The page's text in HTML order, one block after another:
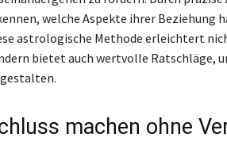
welche Aspekte ihrer Beziehung
astrologische Methode erleichtert
bietet auch wertvolle Ratschläge,
machen ohne